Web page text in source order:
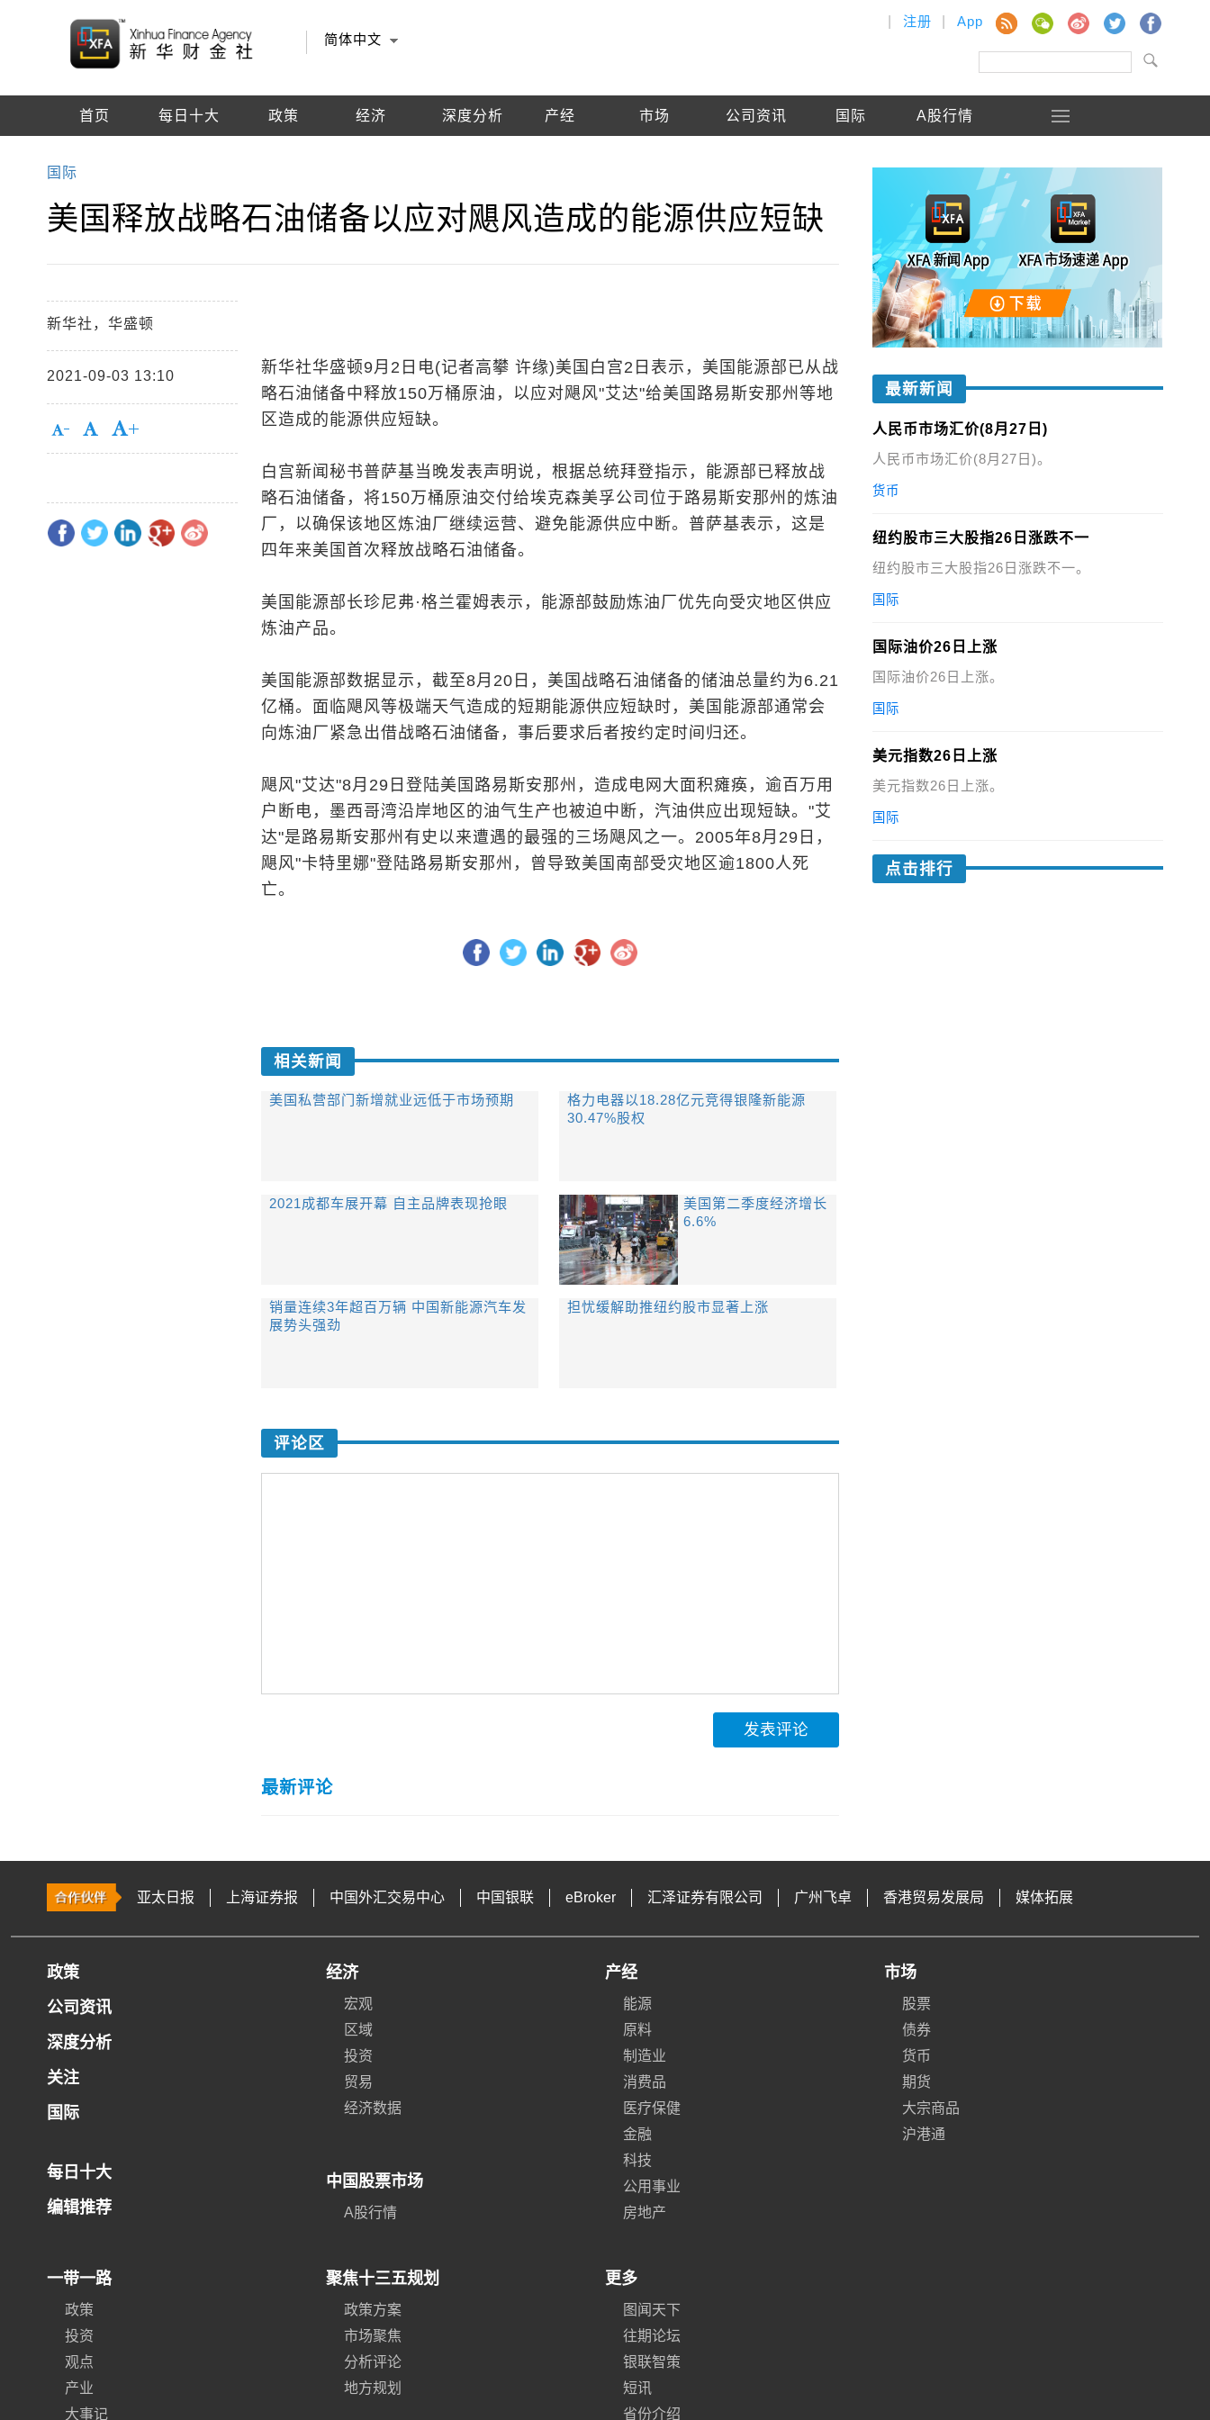
简体中文
注册 App
首页 每日十大 政策 经济 深度分析 产经 市场 公司资讯 国际 A股行情
国际
美国释放战略石油储备以应对飓风造成的能源供应短缺
新华社，华盛顿
2021-09-03 13:10
新华社华盛顿9月2日电(记者高攀 许缘)美国白宫2日表示，美国能源部已从战
略石油储备中释放150万桶原油，以应对飓风"艾达"给美国路易斯安那州等地
区造成的能源供应短缺。
白宫新闻秘书普萨基当晚发表声明说，根据总统拜登指示，能源部已释放战
略石油储备，将150万桶原油交付给埃克森美孚公司位于路易斯安那州的炼油
厂，以确保该地区炼油厂继续运营、避免能源供应中断。普萨基表示，这是
四年来美国首次释放战略石油储备。
美国能源部长珍尼弗·格兰霍姆表示，能源部鼓励炼油厂优先向受灾地区供应
炼油产品。
美国能源部数据显示，截至8月20日，美国战略石油储备的储油总量约为6.21
亿桶。面临飓风等极端天气造成的短期能源供应短缺时，美国能源部通常会
向炼油厂紧急出借战略石油储备，事后要求后者按约定时间归还。
飓风"艾达"8月29日登陆美国路易斯安那州，造成电网大面积瘫痪，逾百万用
户断电，墨西哥湾沿岸地区的油气生产也被迫中断，汽油供应出现短缺。"艾
达"是路易斯安那州有史以来遭遇的最强的三场飓风之一。2005年8月29日，
飓风"卡特里娜"登陆路易斯安那州，曾导致美国南部受灾地区逾1800人死
亡。
相关新闻
美国私营部门新增就业远低于市场预期
格力电器以18.28亿元竞得银隆新能源
30.47%股权
2021成都车展开幕 自主品牌表现抢眼
美国第二季度经济增长
6.6%
销量连续3年超百万辆 中国新能源汽车发
展势头强劲
担忧缓解助推纽约股市显著上涨
评论区
发表评论
最新评论
最新新闻
人民币市场汇价(8月27日)
人民币市场汇价(8月27日)。
货币
纽约股市三大股指26日涨跌不一
纽约股市三大股指26日涨跌不一。
国际
国际油价26日上涨
国际油价26日上涨。
国际
美元指数26日上涨
美元指数26日上涨。
国际
点击排行
亚太日报 上海证券报 中国外汇交易中心 中国银联 eBroker 汇泽证券有限公司 广州飞卓 香港贸易发展局 媒体拓展
政策
公司资讯
深度分析
关注
国际
每日十大
编辑推荐
经济
宏观
区域
投资
贸易
经济数据
中国股票市场
A股行情
产经
能源
原料
制造业
消费品
医疗保健
金融
科技
公用事业
房地产
市场
股票
债券
货币
期货
大宗商品
沪港通
一带一路
政策
投资
观点
产业
大事记
聚焦十三五规划
政策方案
市场聚焦
分析评论
地方规划
更多
图闻天下
往期论坛
银联智策
短讯
省份介绍